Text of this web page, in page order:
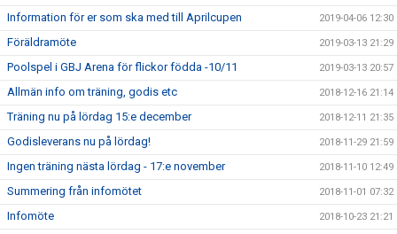
Information för er som ska med till Aprilcupen 2019-04-06 12:30
Föräldramöte 2019-03-13 21:29
Poolspel i GBJ Arena för flickor födda -10/11 2019-03-13 20:57
Allmän info om träning, godis etc 2018-12-16 21:14
Träning nu på lördag 15:e december 2018-12-11 21:35
Godisleverans nu på lördag! 2018-11-29 21:59
Ingen träning nästa lördag - 17:e november 2018-11-10 12:49
Summering från infomötet 2018-11-01 07:32
Infomöte 2018-10-23 21:21